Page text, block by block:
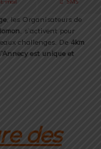
E-mail SMS
, les Organisateurs de
, s’activent pour
challenges. De 4km
est unique et
des